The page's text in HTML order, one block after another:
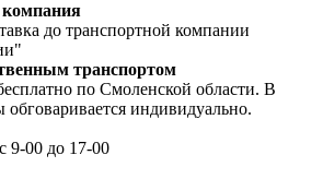
компания
до транспортной компании
транспортом
по Смоленской области. В
обговаривается индивидуально.
9-00 до 17-00